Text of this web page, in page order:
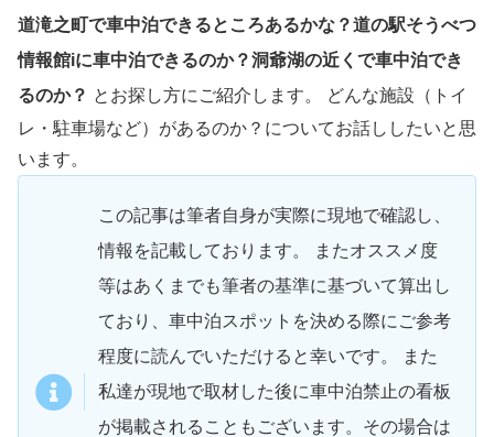
道滝之町で車中泊できるところあるかな？道の駅そうべつ
情報館iに車中泊できるのか？洞爺湖の近くで車中泊でき
るのか？ とお探し方にご紹介します。 どんな施設（トイ
レ・駐車場など）があるのか？についてお話ししたいと思
います。
この記事は筆者自身が実際に現地で確認し、
情報を記載しております。 またオススメ度
等はあくまでも筆者の基準に基づいて算出し
ており、車中泊スポットを決める際にご参考
程度に読んでいただけると幸いです。 また
私達が現地で取材した後に車中泊禁止の看板
が掲載されることもございます。その場合は